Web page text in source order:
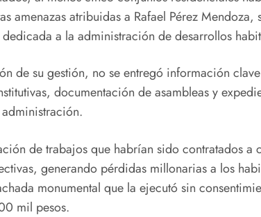
amenazas atribuidas a Rafael Pérez Mendoza,
a la administración de desarrollos
de su gestión, no se entregó información
documentación de asambleas y
de trabajos que habrían sido contratados a
generando pérdidas millonarias a los
monumental que la ejecutó sin
mil pesos.